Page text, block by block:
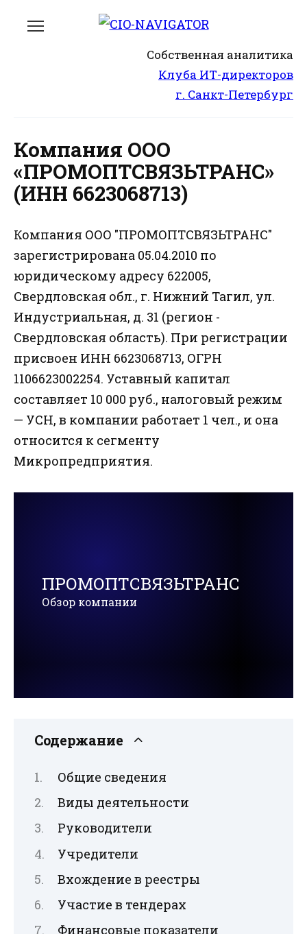
Собственная аналитика
Клуба ИТ-директоров
г. Санкт-Петербург
Компания ООО
«ПРОМОПТСВЯЗЬТРАНС»
(ИНН 6623068713)
Компания ООО "ПРОМОПТСВЯЗЬТРАНС"
зарегистрирована 05.04.2010 по
юридическому адресу 622005,
Свердловская обл., г. Нижний Тагил, ул.
Индустриальная, д. 31 (регион -
Свердловская область). При регистрации
присвоен ИНН 6623068713, ОГРН
1106623002254. Уставный капитал
составляет 10 000 руб., налоговый режим
— УСН, в компании работает 1 чел., и она
относится к сегменту
Микропредприятия.
ПРОМОПТСВЯЗЬТРАНС
Обзор компании
Содержание
Общие сведения
Виды деятельности
Руководители
Учредители
Вхождение в реестры
Участие в тендерах
Финансовые показатели